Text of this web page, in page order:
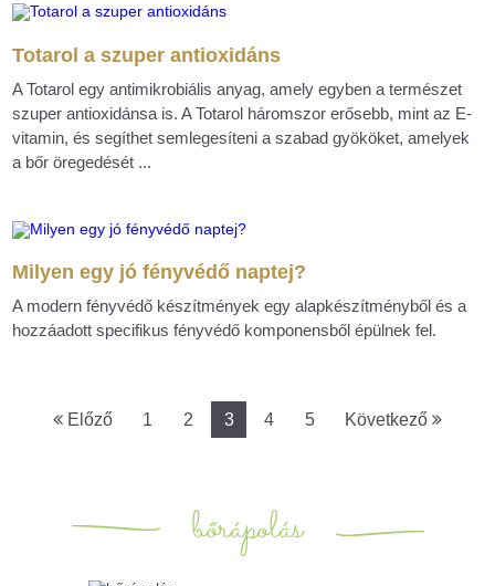
Totarol a szuper antioxidáns
A Totarol egy antimikrobiális anyag, amely egyben a természet
szuper antioxidánsa is. A Totarol háromszor erősebb, mint az E-
vitamin, és segíthet semlegesíteni a szabad gyököket, amelyek
a bőr öregedését ...
Milyen egy jó fényvédő naptej?
A modern fényvédő készítmények egy alapkészítményből és a
hozzáadott specifikus fényvédő komponensből épülnek fel.
Előző 1 2 3 4 5 Következő
bőrápolás